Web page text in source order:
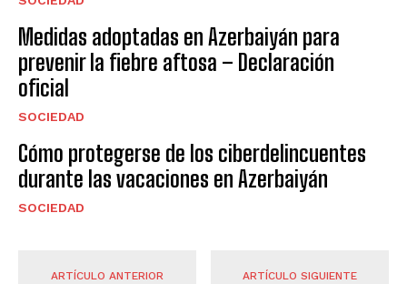
Medidas adoptadas en Azerbaiyán para
prevenir la fiebre aftosa – Declaración
oficial
SOCIEDAD
Cómo protegerse de los ciberdelincuentes
durante las vacaciones en Azerbaiyán
SOCIEDAD
ARTÍCULO ANTERIOR ARTÍCULO SIGUIENTE